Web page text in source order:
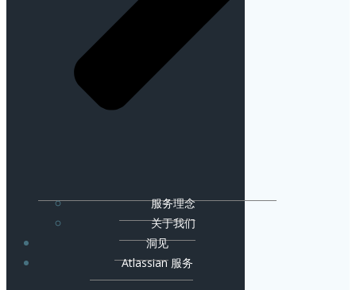
服务理念
关于我们
洞见
Atlassian 服务